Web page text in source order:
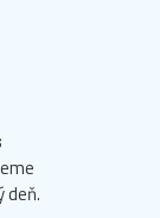
deň.